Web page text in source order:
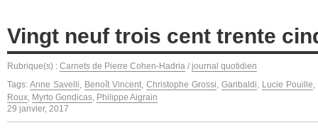
Vingt neuf trois cent trente
Rubrique(s) : Carnets de Pierre Cohen-Hadria / journal quotidien
Tags: Anne Savelli Benoît Vincent Christophe Grossi Garibaldi Lucie Pouille
Roux Myrto Gondicas Philippe Aigrain
29 janvier, 2017